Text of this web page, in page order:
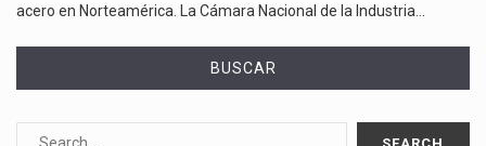
acero en Norteamérica. La Cámara Nacional de la Industria…
BUSCAR